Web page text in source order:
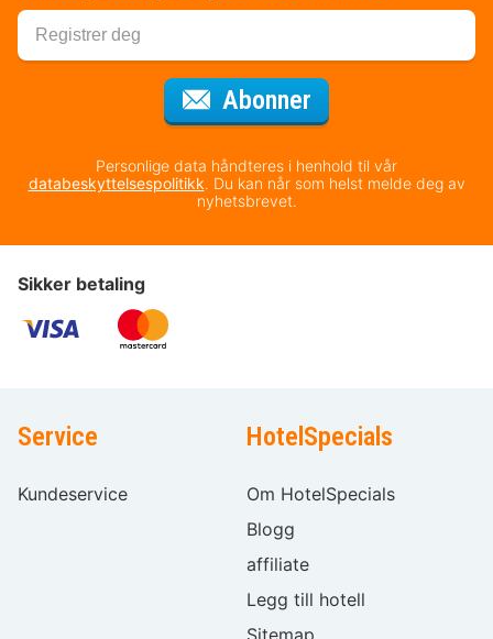
Abonner
Personlige data håndteres i henhold til vår
databeskyttelsespolitikk. Du kan når som helst melde deg av
nyhetsbrevet.
Sikker betaling
Service
Kundeservice
HotelSpecials
Om HotelSpecials
Blogg
affiliate
Legg till hotell